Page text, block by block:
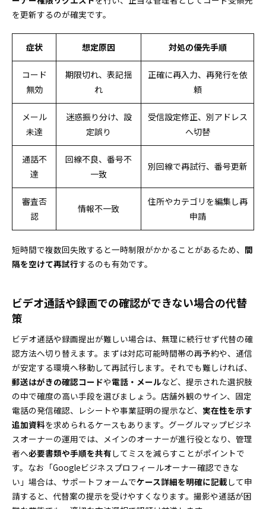
を更新するのが確実です。
症状 想定原因 対処の優先手順
コード
無効
期限切れ、表記揺
れ
正確に再入力、再発行を依
頼
メール
未達
迷惑振り分け、設
定誤り
受信設定修正、別アドレス
へ切替
通話不
達
回線不良、番号不
一致
別回線で再試行、番号更新
審査否
認
情報不一致
住所やカテゴリを編集し再
申請
短時間で複数回失敗すると一時制限がかかることがあるため、 間
隔を空けて再試行するのも有効です。
ビデオ通話や録画での確認ができない場合の代替
策
ビデオ通話や録画提出が難しい場合は、無理に続行せず代替の確
認方法へ切り替えます。まずは対応可能時間帯の再予約や、通信
が安定する環境へ移動して再試行します。それでも難しければ、
郵送はがきの確認コードや電話・メールなど、提示された選択肢
の中で確度の高い手段を選びましょう。店舗外観のサイン、固定
電話の発信確認、レシートや事業証明の提示など、 実在性を示す
追加資料を求められるケースもあります。グーグルマップビジネ
スオーナーの運用では、メインのオーナーが進行役となり、管理
者へ必要書類や手順を共有 してミスを減らすことがポイントで
す。なお「Googleビジネスプロフィールオーナー確認できな
い」場合は、サポートフォームでケース詳細を明確に記載して申
請すると、代替案の提示を受けやすくなります。撮影や通話が困